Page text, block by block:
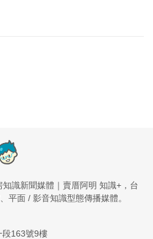
識新聞媒體｜賣厝阿明 知識+，台
平面 / 影音知識型態傳播媒體。
段163號9樓